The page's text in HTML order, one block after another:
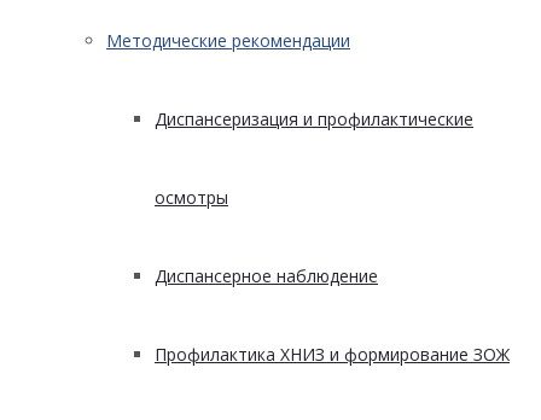
Методические рекомендации
Диспансеризация и профилактические
осмотры
Диспансерное наблюдение
Профилактика ХНИЗ и формирование ЗОЖ